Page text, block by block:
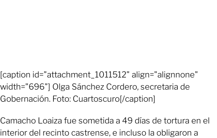
[caption id="attachment_1011512" align="alignnone"
width="696"] Olga Sánchez Cordero, secretaria de
Gobernación. Foto: Cuartoscuro[/caption]
Camacho Loaiza fue sometida a 49 días de tortura en el
interior del recinto castrense, e incluso la obligaron a